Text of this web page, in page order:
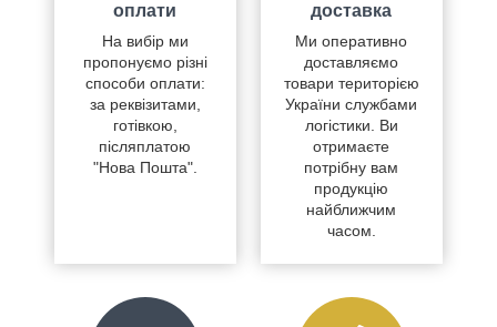
оплати
На вибір ми
пропонуємо різні
способи оплати:
за реквізитами,
готівкою,
післяплатою
"Нова Пошта".
доставка
Ми оперативно
доставляємо
товари територією
України службами
логістики. Ви
отримаєте
потрібну вам
продукцію
найближчим
часом.